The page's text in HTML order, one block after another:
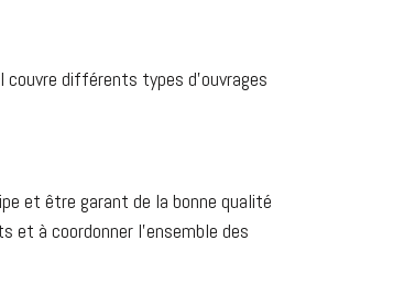
différents types d’ouvrages
et être garant de la bonne qualité
et à coordonner l’ensemble des